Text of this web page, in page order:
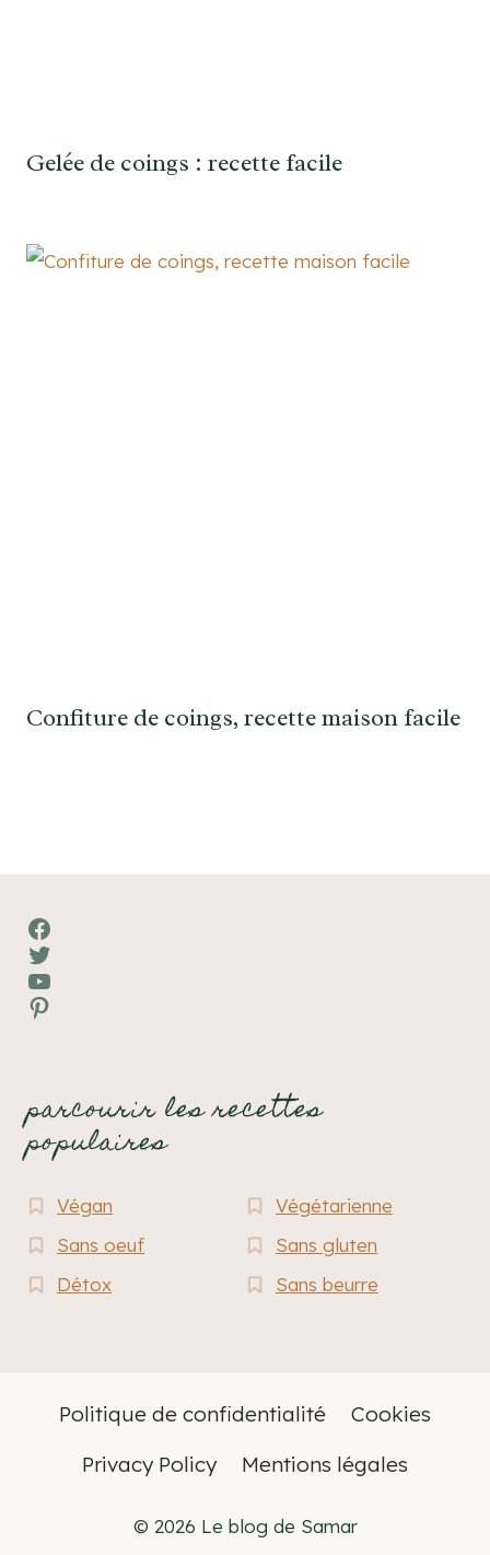
Gelée de coings : recette facile
Confiture de coings, recette maison facile
Facebook
Twitter
YouTube
Pinterest
parcourir les recettes
populaires
Végan
Végétarienne
Sans oeuf
Sans gluten
Détox
Sans beurre
Politique de confidentialité
Cookies
Privacy Policy
Mentions légales
© 2026 Le blog de Samar